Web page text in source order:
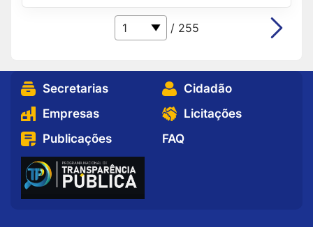
/ 255
Secretarias
Cidadão
Empresas
Licitações
Publicações
FAQ